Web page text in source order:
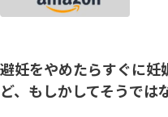
避妊をやめたらすぐに妊
ど、もしかしてそうでは